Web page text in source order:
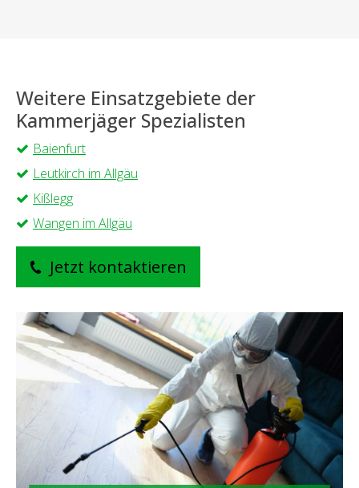
Weitere Einsatzgebiete der
Kammerjäger Spezialisten
Baienfurt
Leutkirch im Allgäu
Kißlegg
Wangen im Allgäu
Jetzt kontaktieren